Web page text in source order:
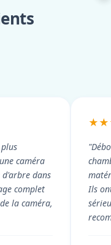
caméra
dans
complet
la caméra,
Ils